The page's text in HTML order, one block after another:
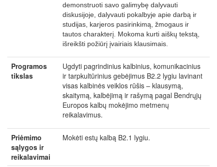
demonstruoti savo galimybę dalyvauti
diskusijoje, dalyvauti pokalbyje apie darbą ir
studijas, karjeros pasirinkimą, žmogaus ir
tautos charakterį. Mokoma kurti aiškų tekstą,
išreikšti požiūrį įvairiais klausimais.
Programos
tikslas
Ugdyti pagrindinius kalbinius, komunikacinius
ir tarpkultūrinius gebėjimus B2.2 lygiu lavinant
visas kalbinės veiklos rūšis – klausymą,
skaitymą, kalbėjimą ir rašymą pagal Bendrųjų
Europos kalbų mokėjimo metmenų
reikalavimus.
Priėmimo
sąlygos ir
reikalavimai
Mokėti estų kalbą B2.1 lygiu.